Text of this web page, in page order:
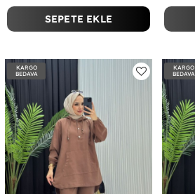
SEPETE EKLE
KARGO
BEDAVA
KARGO
BEDAVA